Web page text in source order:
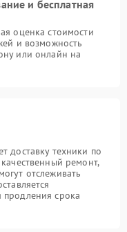
и бесплатная
оценка стоимости
и возможность
или онлайн на
доставку техники по
ремонт,
отслеживать
продления срока